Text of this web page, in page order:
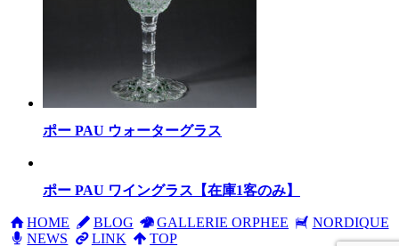
ポー PAU ウォーターグラス
ポー PAU ワイングラス【在庫1客のみ】
HOME BLOG GALLERIE ORPHEE
NORDIQUE
NEWS
LINK TOP